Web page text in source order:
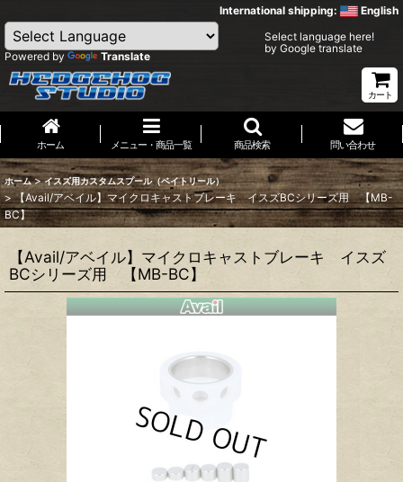
International shipping: English
Powered by Translate
Select language here!
by Google translate
カート
ホーム メニュー・商品一覧 商品検索 問い合わせ
ホーム > イスズ用カスタムスプール（ベイトリール）
> 【Avail/アベイル】マイクロキャストブレーキ イスズBCシリーズ用 【MB-
BC】
【Avail/アベイル】マイクロキャストブレーキ イスズ
BCシリーズ用 【MB-BC】